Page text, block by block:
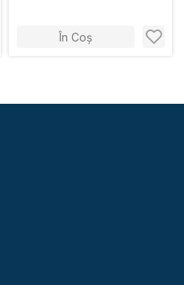
În Coș